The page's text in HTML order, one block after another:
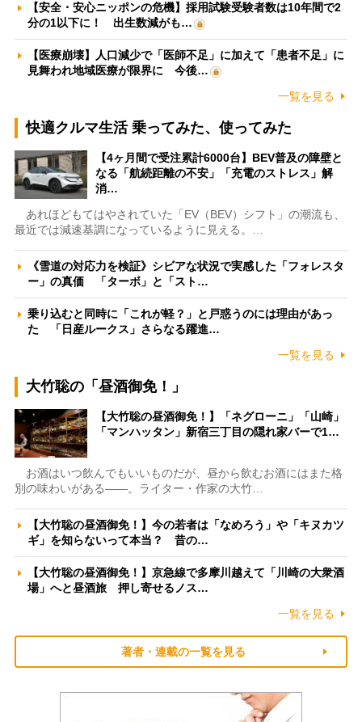
【安全・安心ニッポンの危機】採用試験受験者数は10年間で2
分の1以下に！ 出生数減がも…
【医療崩壊】人口減少で「医師不足」に加えて「患者不足」に
見舞われ地域医療が限界に 今後…
一覧を見る
快適クルマ生活 乗ってみた、使ってみた
【4ヶ月間で受注累計6000台】BEV普及の障壁と
なる「航続距離の不安」「充電のストレス」解
消…
あれほどもてはやされていた「EV（BEV）シフト」の潮流も、
最近では減速基調になっているように見える。…
《雪道の対応力を検証》シビアな状況で実感した「フォレスタ
ー」の真価 「ターボ」と「スト…
乗り込むと同時に「これが軽？」と戸惑うのには理由があっ
た 「日産ルークス」さらなる躍進…
一覧を見る
大竹聡の「昼酒御免！」
【大竹聡の昼酒御免！】「ネグローニ」「山崎」
「マンハッタン」新宿三丁目の隠れ家バーで1…
お酒はいつ飲んでもいいものだが、昼から飲むお酒にはまた格
別の味わいがある――。ライター・作家の大竹…
【大竹聡の昼酒御免！】今の若者は「なめろう」や「キヌカツ
ギ」を知らないって本当？ 昔の…
【大竹聡の昼酒御免！】京急線で多摩川越えて「川崎の大衆酒
場」へと昼酒旅 押し寄せるノス…
一覧を見る
著者・連載の一覧を見る